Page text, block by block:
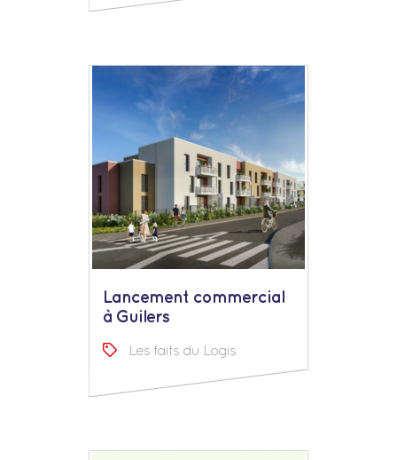
Lancement commercial
à Guilers
Les faits du Logis